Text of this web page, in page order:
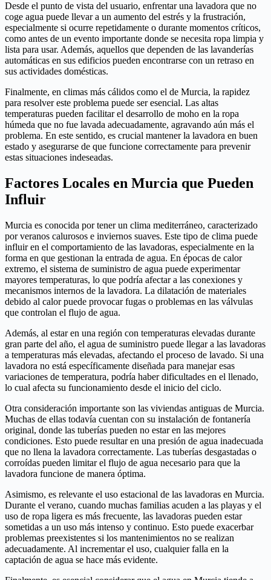
Desde el punto de vista del usuario, enfrentar una lavadora que no
coge agua puede llevar a un aumento del estrés y la frustración,
especialmente si ocurre repetidamente o durante momentos críticos,
como antes de un evento importante donde se necesita ropa limpia y
lista para usar. Además, aquellos que dependen de las lavanderías
automáticas en sus edificios pueden encontrarse con un retraso en
sus actividades domésticas.
Finalmente, en climas más cálidos como el de Murcia, la rapidez
para resolver este problema puede ser esencial. Las altas
temperaturas pueden facilitar el desarrollo de moho en la ropa
húmeda que no fue lavada adecuadamente, agravando aún más el
problema. En este sentido, es crucial mantener la lavadora en buen
estado y asegurarse de que funcione correctamente para prevenir
estas situaciones indeseadas.
Factores Locales en Murcia que Pueden
Influir
Murcia es conocida por tener un clima mediterráneo, caracterizado
por veranos calurosos e inviernos suaves. Este tipo de clima puede
influir en el comportamiento de las lavadoras, especialmente en la
forma en que gestionan la entrada de agua. En épocas de calor
extremo, el sistema de suministro de agua puede experimentar
mayores temperaturas, lo que podría afectar a las conexiones y
mecanismos internos de la lavadora. La dilatación de materiales
debido al calor puede provocar fugas o problemas en las válvulas
que controlan el flujo de agua.
Además, al estar en una región con temperaturas elevadas durante
gran parte del año, el agua de suministro puede llegar a las lavadoras
a temperaturas más elevadas, afectando el proceso de lavado. Si una
lavadora no está específicamente diseñada para manejar esas
variaciones de temperatura, podría haber dificultades en el llenado,
lo cual afecta su funcionamiento desde el inicio del ciclo.
Otra consideración importante son las viviendas antiguas de Murcia.
Muchas de ellas todavía cuentan con su instalación de fontanería
original, donde las tuberías pueden no estar en las mejores
condiciones. Esto puede resultar en una presión de agua inadecuada
que no llena la lavadora correctamente. Las tuberías desgastadas o
corroídas pueden limitar el flujo de agua necesario para que la
lavadora funcione de manera óptima.
Asimismo, es relevante el uso estacional de las lavadoras en Murcia.
Durante el verano, cuando muchas familias acuden a las playas y el
uso de ropa ligera es más frecuente, las lavadoras pueden estar
sometidas a un uso más intenso y continuo. Esto puede exacerbar
problemas preexistentes si los mantenimientos no se realizan
adecuadamente. Al incrementar el uso, cualquier falla en la
captación de agua se hace más evidente.